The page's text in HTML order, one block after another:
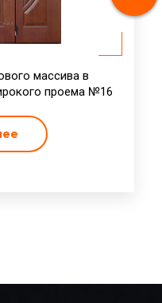
массива в
проема №16